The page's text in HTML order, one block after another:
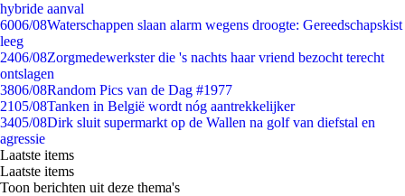
hybride aanval
6006/08Waterschappen slaan alarm wegens droogte: Gereedschapskist
leeg
2406/08Zorgmedewerkster die 's nachts haar vriend bezocht terecht
ontslagen
3806/08Random Pics van de Dag #1977
2105/08Tanken in België wordt nóg aantrekkelijker
3405/08Dirk sluit supermarkt op de Wallen na golf van diefstal en
agressie
Laatste items
Laatste items
Toon berichten uit deze thema's